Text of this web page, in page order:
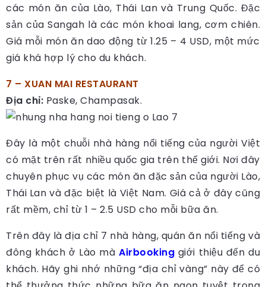
các món ăn của Lào, Thái Lan và Trung Quốc. Đặc
sản của Sangah là các món khoai lang, cơm chiên.
Giá mỗi món ăn dao động từ 1.25 – 4 USD, một mức
giá khá hợp lý cho du khách.
7 – XUAN MAI RESTAURANT
Địa chỉ: Paske, Champasak.
Đây là một chuỗi nhà hàng nổi tiếng của người Việt
có mặt trên rất nhiều quốc gia trên thế giới. Nơi đây
chuyên phục vụ các món ăn đặc sản của người Lào,
Thái Lan và đặc biệt là Việt Nam. Giá cả ở đây cũng
rất mềm, chỉ từ 1 – 2.5 USD cho mỗi bữa ăn.
Trên đây là địa chỉ 7 nhà hàng, quán ăn nổi tiếng và
đông khách ở Lào màAirbooking giới thiệu đến du
khách. Hãy ghi nhớ những “địa chỉ vàng” này để có